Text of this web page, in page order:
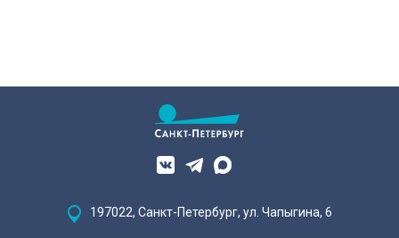
197022, Санкт-Петербург, ул. Чапыгина, 6